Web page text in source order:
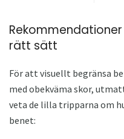
rätt sätt
För att visuellt begränsa
med obekväma skor,
veta de lilla tripparna om
benet: